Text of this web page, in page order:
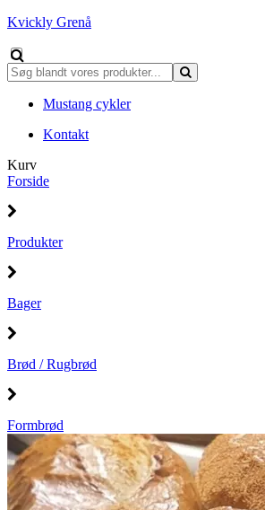
Kvickly Grenå
Mustang cykler
Kontakt
Kurv
Forside
Produkter
Bager
Brød / Rugbrød
Formbrød